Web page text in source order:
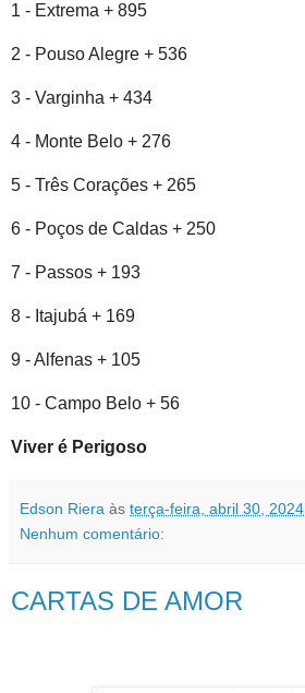
1 - Extrema + 895
2 - Pouso Alegre + 536
3 - Varginha + 434
4 - Monte Belo + 276
5 - Três Corações + 265
6 - Poços de Caldas + 250
7 - Passos + 193
8 - Itajubá + 169
9 - Alfenas + 105
10 - Campo Belo + 56
Viver é Perigoso
Edson Riera às terça-feira, abril 30, 2024
Nenhum comentário:
CARTAS DE AMOR